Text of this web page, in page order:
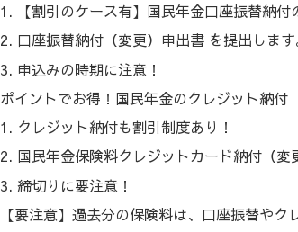
【割引のケース有】国民年金口座振替納付
口座振替納付（変更）申出書 を提出します
申込みの時期に注意！
ポイントでお得！国民年金のクレジット納付
クレジット納付も割引制度あり！
国民年金保険料クレジットカード納付（変
締切りに要注意！
【要注意】過去分の保険料は、口座振替やク